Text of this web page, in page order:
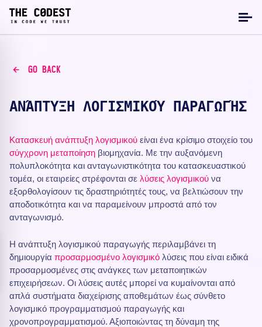
GO BACK
ΑΝΆΠΤΥΞΗ ΛΟΓΙΣΜΙΚΟΎ ΠΑΡΑΓΩΓΉΣ
Κατασκευή ανάπτυξη λογισμικού είναι ένα κρίσιμο στοιχείο του
σύγχρονη μεταποίηση βιομηχανία. Με την αυξανόμενη
πολυπλοκότητα και ανταγωνιστικότητα του κατασκευαστικού
τομέα, οι εταιρείες στρέφονται σε λύσεις λογισμικού να
εξορθολογίσουν τις δραστηριότητές τους, να βελτιώσουν την
αποδοτικότητα και να παραμείνουν μπροστά από τον
ανταγωνισμό.
Η ανάπτυξη λογισμικού παραγωγής περιλαμβάνει τη
δημιουργία προσαρμοσμένο λογισμικό λύσεις που είναι ειδικά
προσαρμοσμένες στις ανάγκες των μεταποιητικών
επιχειρήσεων. Οι λύσεις αυτές μπορεί να κυμαίνονται από
απλά συστήματα διαχείρισης αποθεμάτων έως σύνθετο
λογισμικό προγραμματισμού παραγωγής και
χρονοπρογραμματισμού. Αξιοποιώντας τη δύναμη της